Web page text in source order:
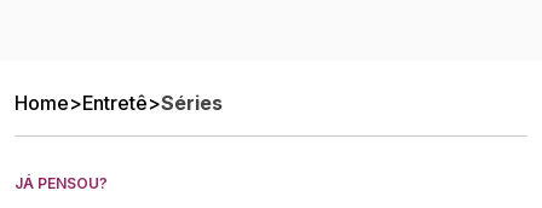
Home>Entretê>Séries
JÁ PENSOU?